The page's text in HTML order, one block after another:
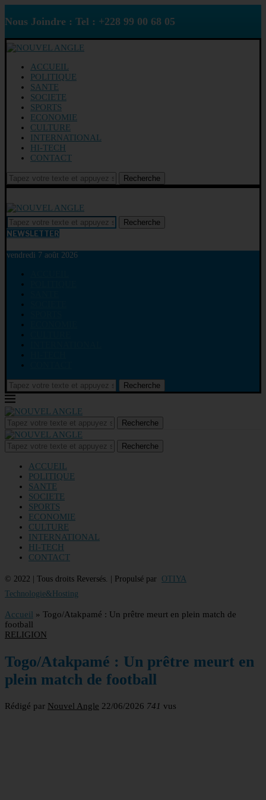
Nous Joindre : Tel : +228 99 00 68 05
ACCUEIL
POLITIQUE
SANTE
SOCIETE
SPORTS
ECONOMIE
CULTURE
INTERNATIONAL
HI-TECH
CONTACT
Recherche
Recherche
NEWSLETTER
vendredi 7 août 2026
Recherche
Recherche
Recherche
ACCUEIL
POLITIQUE
SANTE
SOCIETE
SPORTS
ECONOMIE
CULTURE
INTERNATIONAL
HI-TECH
CONTACT
© 2022 | Tous droits Reversés. | Propulsé par OTIYA
Technologie&Hosting
Accueil » Togo/Atakpamé : Un prêtre meurt en plein match de
football
RELIGION
Togo/Atakpamé : Un prêtre meurt en
plein match de football
Rédigé par Nouvel Angle 22/06/2026 741 vus